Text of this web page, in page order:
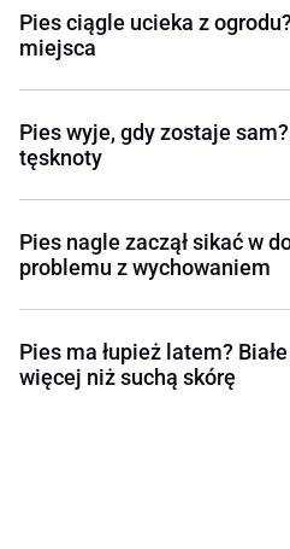
Pies ciągle ucieka z
miejsca
Pies wyje, gdy zostaje
tęsknoty
Pies nagle zaczął sikać w
problemu z wychowaniem
Pies ma łupież latem?
więcej niż suchą skórę